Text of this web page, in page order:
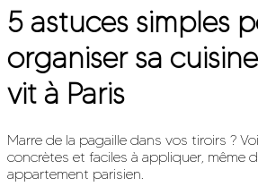
5 astuces simples
organiser sa
vit à Paris
Marre de la pagaille dans vos tiroirs ?
concrètes et faciles à appliquer, même
appartement parisien.